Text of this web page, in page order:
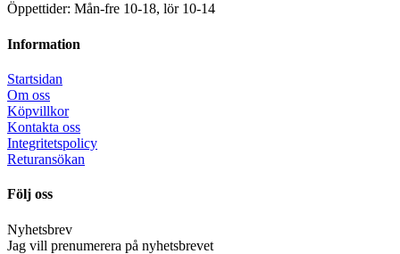
Öppettider: Mån-fre 10-18, lör 10-14
Information
Startsidan
Om oss
Köpvillkor
Kontakta oss
Integritetspolicy
Returansökan
Följ oss
Nyhetsbrev
Jag vill prenumerera på nyhetsbrevet